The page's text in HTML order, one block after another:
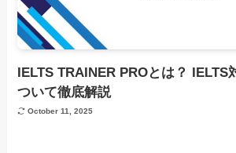
IELTS TRAINER PROとは？ IELTS
ついて徹底解説
October 11, 2025